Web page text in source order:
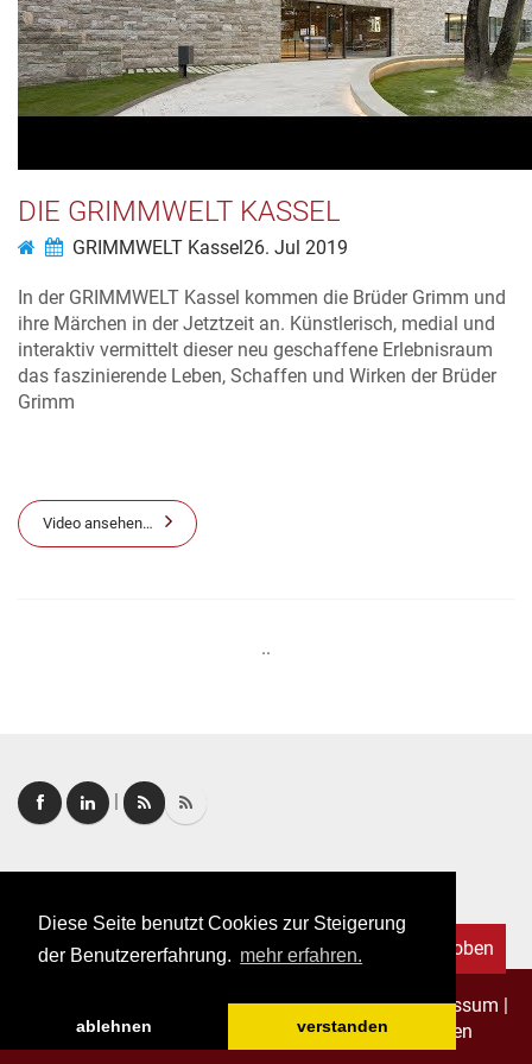
Diese Seite benutzt Cookies zur Steigerung
der Benutzererfahrung. mehr erfahren.
ablehnen verstanden
DIE GRIMMWELT KASSEL
GRIMMWELT Kassel26. Jul 2019
In der GRIMMWELT Kassel kommen die Brüder Grimm und
ihre Märchen in der Jetztzeit an. Künstlerisch, medial und
interaktiv vermittelt dieser neu geschaffene Erlebnisraum
das faszinierende Leben, Schaffen und Wirken der Brüder
Grimm
Video ansehen…
..
Copyright © 2026. Alle Rechte vorbehalten.–Impressum
Datenschutz
Allgemeine Geschäftsbedingungen
Nach oben